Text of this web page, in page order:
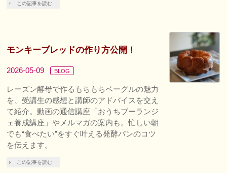
この記事を読む
モンキーブレッドの作り方公開！
2026-05-09 BLOG
レーズン酵母で作るもちもちベーグルの魅力
を、受講生の感想と講師のアドバイスを交え
て紹介。動画の通信講座「おうちブーランジ
ェ養成講座」やメルマガの案内も。忙しい朝
でも“食べたい”をすぐ叶える発酵パンのコツ
を伝えます。
この記事を読む